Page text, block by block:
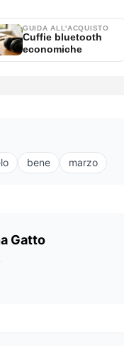
bene marzo
Gatto